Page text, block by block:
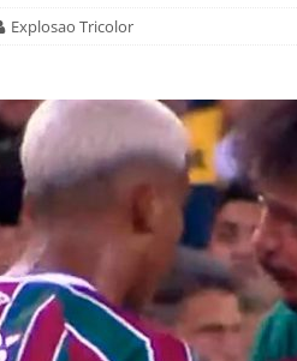
2026
NOTÍCIAS
DICAS DE APOSTAS
agosto de 2026 ]
Fluminense anuncia
do Brasil 2026
NOTÍCIAS
de 2026 ]
Fluminense X Vasco —
DICAS DE APOSTAS
de 2026 ] Saiu a lista! Fluminense
do Brasil
NOTÍCIAS
Explosao Tricolor